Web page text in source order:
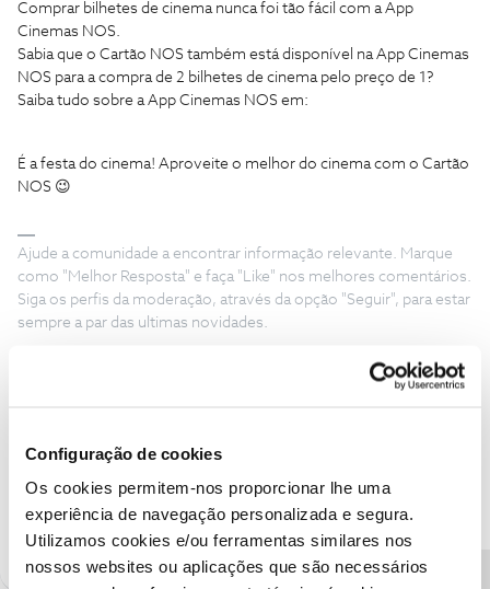
Configuração de cookies
Os cookies permitem-nos proporcionar lhe uma
experiência de navegação personalizada e segura.
Utilizamos cookies e/ou ferramentas similares nos
nossos websites ou aplicações que são necessários
Comprar bilhetes de cinema nunca foi tão fácil com a App
Cinemas NOS.
Sabia que o Cartão NOS também está disponível na App Cinemas
NOS para a compra de 2 bilhetes de cinema pelo preço de 1?
Saiba tudo sobre a App Cinemas NOS em:
É a festa do cinema! Aproveite o melhor do cinema com o Cartão
NOS 😉
Ajude a comunidade a encontrar informação relevante. Marque
como "Melhor Resposta" e faça "Like" nos melhores comentários.
Siga os perfis da moderação, através da opção "Seguir", para estar
sempre a par das ultimas novidades.
Cinema NOS
App Cinemas NOS Cartão Cinemas NOS
5 pessoas gostaram